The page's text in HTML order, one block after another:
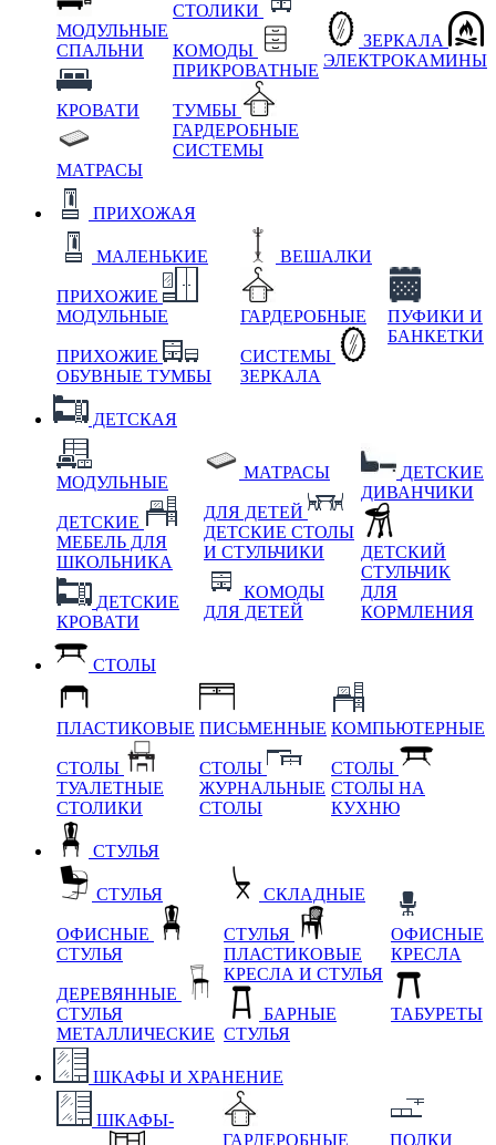
МОДУЛЬНЫЕ
СПАЛЬНИ
КРОВАТИ
МАТРАСЫ
СТОЛИКИ
КОМОДЫ
ПРИКРОВАТНЫЕ
ТУМБЫ
ГАРДЕРОБНЫЕ
СИСТЕМЫ
ЗЕРКАЛА
ЭЛЕКТРОКАМИНЫ
ПРИХОЖАЯ
МАЛЕНЬКИЕ
ПРИХОЖИЕ
МОДУЛЬНЫЕ
ПРИХОЖИЕ
ОБУВНЫЕ ТУМБЫ
ВЕШАЛКИ
ГАРДЕРОБНЫЕ
СИСТЕМЫ
ЗЕРКАЛА
ПУФИКИ И
БАНКЕТКИ
ДЕТСКАЯ
МОДУЛЬНЫЕ
ДЕТСКИЕ
МЕБЕЛЬ ДЛЯ
ШКОЛЬНИКА
ДЕТСКИЕ
КРОВАТИ
МАТРАСЫ
ДЛЯ ДЕТЕЙ
ДЕТСКИЕ СТОЛЫ
И СТУЛЬЧИКИ
КОМОДЫ
ДЛЯ ДЕТЕЙ
ДЕТСКИЕ
ДИВАНЧИКИ
ДЕТСКИЙ
СТУЛЬЧИК
ДЛЯ
КОРМЛЕНИЯ
СТОЛЫ
ПЛАСТИКОВЫЕ
СТОЛЫ
ТУАЛЕТНЫЕ
СТОЛИКИ
ПИСЬМЕННЫЕ
СТОЛЫ
ЖУРНАЛЬНЫЕ
СТОЛЫ
КОМПЬЮТЕРНЫЕ
СТОЛЫ
СТОЛЫ НА
КУХНЮ
СТУЛЬЯ
СТУЛЬЯ
ОФИСНЫЕ
СТУЛЬЯ
ДЕРЕВЯННЫЕ
СТУЛЬЯ
МЕТАЛЛИЧЕСКИЕ
СКЛАДНЫЕ
СТУЛЬЯ
ПЛАСТИКОВЫЕ
КРЕСЛА И СТУЛЬЯ
БАРНЫЕ
СТУЛЬЯ
ОФИСНЫЕ
КРЕСЛА
ТАБУРЕТЫ
ШКАФЫ И ХРАНЕНИЕ
ШКАФЫ-
ГАРДЕРОБНЫЕ
ПОЛКИ